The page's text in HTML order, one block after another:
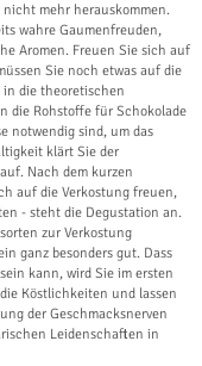
nicht mehr herauskommen.
wahre Gaumenfreuden,
Aromen. Freuen Sie sich auf
Sie noch etwas auf die
die theoretischen
die Rohstoffe für Schokolade
notwendig sind, um das
klärt Sie der
Nach dem kurzen
auf die Verkostung freuen,
- steht die Degustation an.
zur Verkostung
ganz besonders gut. Dass
kann, wird Sie im ersten
Köstlichkeiten und lassen
der Geschmacksnerven
Leidenschaften in